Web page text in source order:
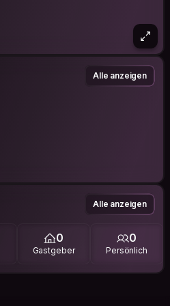
Alle anzeigen
Alle anzeigen
0
Gastgeber
0
Persönlich